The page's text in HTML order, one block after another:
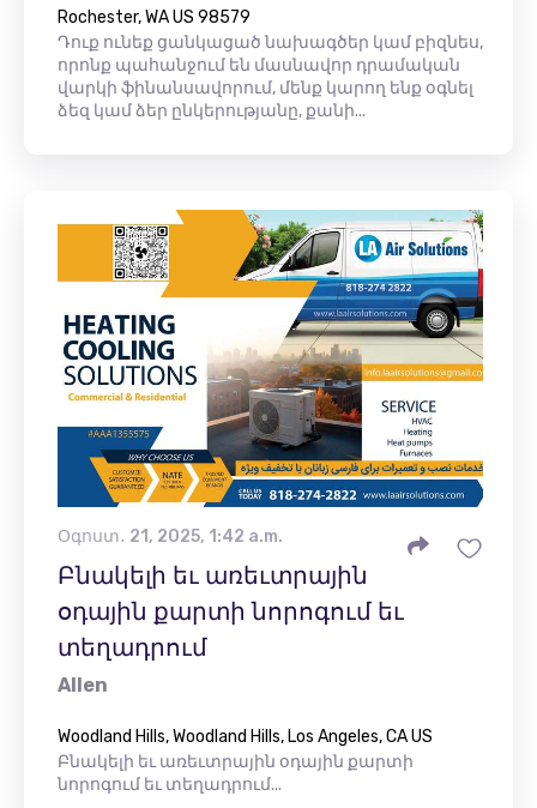
Rochester, WA US 98579
Դուք ունեք ցանկացած նախագծեր կամ բիզնես,
որոնք պահանջում են մասնավոր դրամական
վարկի ֆինանսավորում, մենք կարող ենք օգնել
ձեզ կամ ձեր ընկերությանը, քանի...
Օգոստ․ 21, 2025, 1:42 a.m.
Բնակելի եւ առեւտրային
օդային քարտի նորոգում եւ
տեղադրում
Allen
Woodland Hills, Woodland Hills, Los Angeles, CA US
Բնակելի եւ առեւտրային օդային քարտի
նորոգում եւ տեղադրում...